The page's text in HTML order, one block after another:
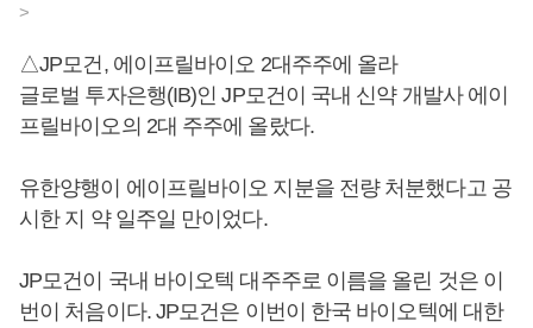
>
△JP모건, 에이프릴바이오 2대주주에 올라
글로벌 투자은행(IB)인 JP모건이 국내 신약 개발사 에이
프릴바이오의 2대 주주에 올랐다.
유한양행이 에이프릴바이오 지분을 전량 처분했다고 공
시한 지 약 일주일 만이었다.
JP모건이 국내 바이오텍 대주주로 이름을 올린 것은 이
번이 처음이다. JP모건은 이번이 한국 바이오텍에 대한